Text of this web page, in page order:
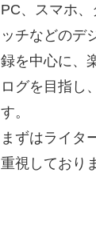
PC、スマホ
ッチなどのデ
録を中心に、
ログを目指し
す。
まずはライタ
重視しており